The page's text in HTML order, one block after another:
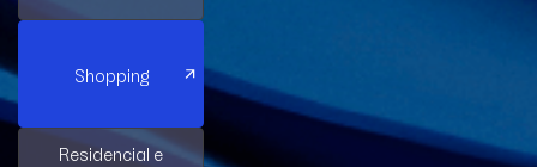
Shopping
Residencial e